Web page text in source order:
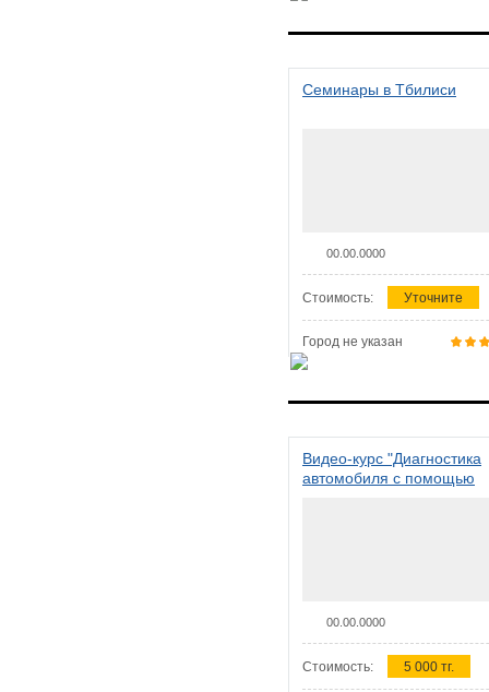
Семинары в Тбилиси
00.00.0000
Стоимость: Уточните
Город не указан
Видео-курс "Диагностика
автомобиля с помощью
00.00.0000
Стоимость: 5 000 тг.